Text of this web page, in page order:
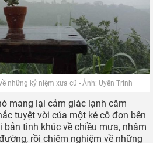
những kỷ niệm xưa cũ - Ảnh: Uyên Trinh
mang lại cảm giác lạnh căm
tuyệt vời của một kẻ cô đơn bên
bản tình khúc về chiều mưa, nhâm
rồi chiêm nghiệm về những